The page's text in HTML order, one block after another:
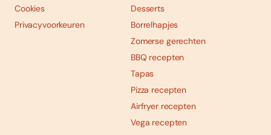
Cookies
Privacyvoorkeuren
Desserts
Borrelhapjes
Zomerse gerechten
BBQ recepten
Tapas
Pizza recepten
Airfryer recepten
Vega recepten